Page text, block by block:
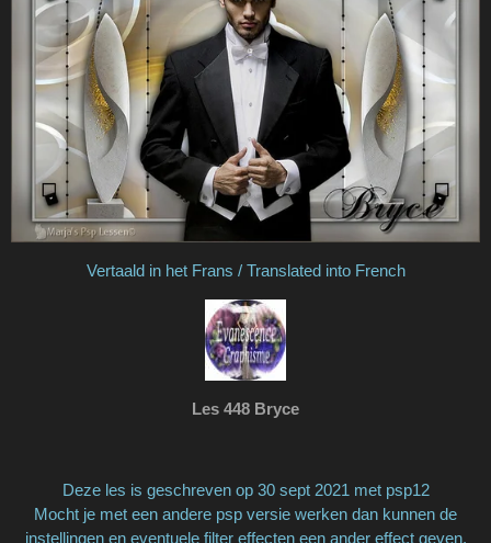
Vertaald in het Frans / Translated into French
Les 448 Bryce
Deze les is geschreven op 30 sept 2021 met psp12
Mocht je met een andere psp versie werken dan kunnen de
instellingen en eventuele filter effecten een ander effect geven.